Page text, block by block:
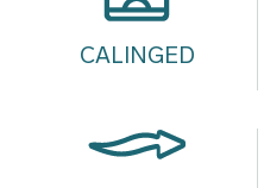
CALINGED